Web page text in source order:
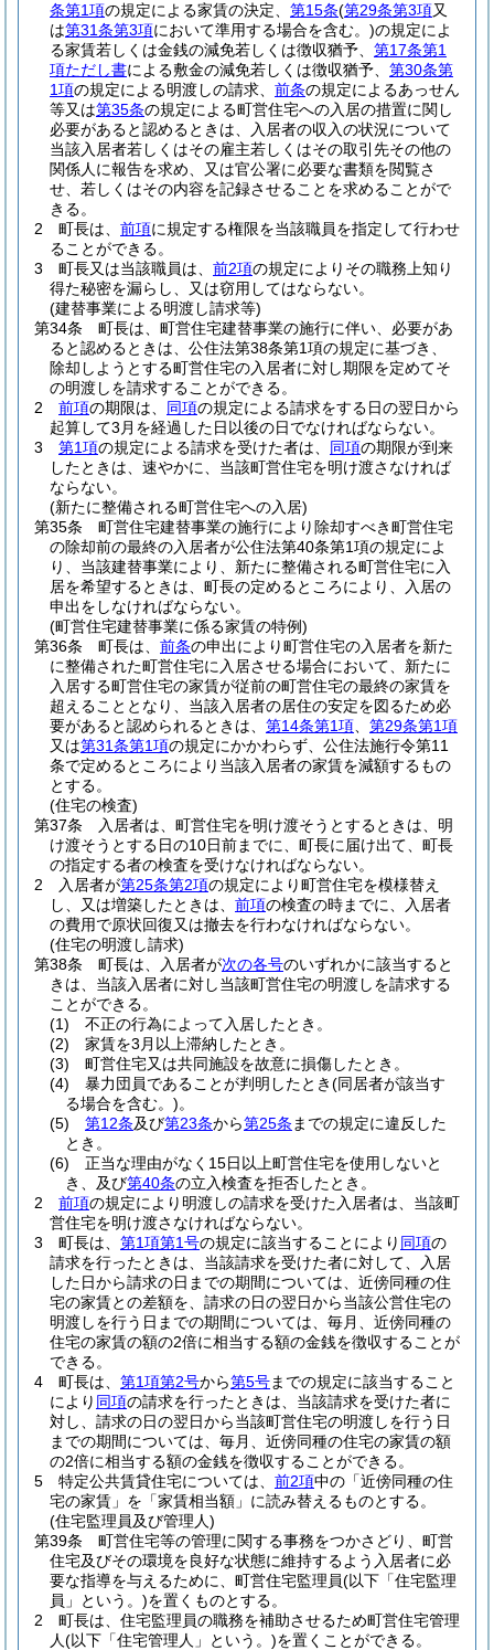
条第1項の規定による家賃の決定、 第15条(第29条第3項又
は第31条第3項において準用する場合を含む。)の規定によ
る家賃若しくは金銭の減免若しくは徴収猶予、 第17条第1
項ただし書による敷金の減免若しくは徴収猶予、 第30条第
1項の規定による明渡しの請求、 前条の規定によるあっせん
等又は第35条の規定による町営住宅への入居の措置に関し
必要があると認めるときは、入居者の収入の状況について
当該入居者若しくはその雇主若しくはその取引先その他の
関係人に報告を求め、又は官公署に必要な書類を閲覧さ
せ、若しくはその内容を記録させることを求めることがで
きる。
2
町長は、 前項に規定する権限を当該職員を指定して行わせ
ることができる。
3
町長又は当該職員は、 前2項の規定によりその職務上知り
得た秘密を漏らし、又は窃用してはならない。
(建替事業による明渡し請求等)
第34条
町長は、町営住宅建替事業の施行に伴い、必要があ
ると認めるときは、公住法第38条第1項の規定に基づき、
除却しようとする町営住宅の入居者に対し期限を定めてそ
の明渡しを請求することができる。
2
前項の期限は、 同項の規定による請求をする日の翌日から
起算して3月を経過した日以後の日でなければならない。
3
第1項の規定による請求を受けた者は、 同項の期限が到来
したときは、速やかに、当該町営住宅を明け渡さなければ
ならない。
(新たに整備される町営住宅への入居)
第35条
町営住宅建替事業の施行により除却すべき町営住宅
の除却前の最終の入居者が公住法第40条第1項の規定によ
り、当該建替事業により、新たに整備される町営住宅に入
居を希望するときは、町長の定めるところにより、入居の
申出をしなければならない。
(町営住宅建替事業に係る家賃の特例)
第36条
町長は、 前条の申出により町営住宅の入居者を新た
に整備された町営住宅に入居させる場合において、新たに
入居する町営住宅の家賃が従前の町営住宅の最終の家賃を
超えることとなり、当該入居者の居住の安定を図るため必
要があると認められるときは、 第14条第1項
第29条第1項
又は第31条第1項の規定にかかわらず、公住法施行令第11
条で定めるところにより当該入居者の家賃を減額するもの
とする。
(住宅の検査)
第37条
入居者は、町営住宅を明け渡そうとするときは、明
け渡そうとする日の10日前までに、町長に届け出て、町長
の指定する者の検査を受けなければならない。
2
入居者が第25条第2項の規定により町営住宅を模様替え
し、又は増築したときは、 前項の検査の時までに、入居者
の費用で原状回復又は撤去を行わなければならない。
(住宅の明渡し請求)
第38条
町長は、入居者が次の各号のいずれかに該当すると
きは、当該入居者に対し当該町営住宅の明渡しを請求する
ことができる。
(1)
不正の行為によって入居したとき。
(2)
家賃を3月以上滞納したとき。
(3)
町営住宅又は共同施設を故意に損傷したとき。
(4)
暴力団員であることが判明したとき(同居者が該当す
る場合を含む。)。
(5)
第12条及び第23条から第25条 までの規定に違反した
とき。
(6)
正当な理由がなく15日以上町営住宅を使用しないと
き、及び第40条の立入検査を拒否したとき。
2
前項の規定により明渡しの請求を受けた入居者は、当該町
営住宅を明け渡さなければならない。
3
町長は、 第1項第1号の規定に該当することにより 同項の
請求を行ったときは、当該請求を受けた者に対して、入居
した日から請求の日までの期間については、近傍同種の住
宅の家賃との差額を、請求の日の翌日から当該公営住宅の
明渡しを行う日までの期間については、毎月、近傍同種の
住宅の家賃の額の2倍に相当する額の金銭を徴収することが
できる。
4
町長は、 第1項第2号から第5号までの規定に該当すること
により 同項の請求を行ったときは、当該請求を受けた者に
対し、請求の日の翌日から当該町営住宅の明渡しを行う日
までの期間については、毎月、近傍同種の住宅の家賃の額
の2倍に相当する額の金銭を徴収することができる。
5
特定公共賃貸住宅については、 前2項中の「近傍同種の住
宅の家賃」を「家賃相当額」に読み替えるものとする。
(住宅監理員及び管理人)
第39条
町営住宅等の管理に関する事務をつかさどり、町営
住宅及びその環境を良好な状態に維持するよう入居者に必
要な指導を与えるために、町営住宅監理員(以下「住宅監理
員」という。)を置くものとする。
2
町長は、住宅監理員の職務を補助させるため町営住宅管理
人(以下「住宅管理人」という。)を置くことができる。